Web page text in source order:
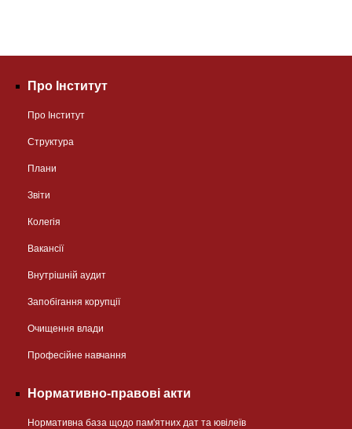
Про Інститут
Про Інститут
Структура
Плани
Звіти
Колегія
Вакансії
Внутрішній аудит
Запобігання корупції
Очищення влади
Професійне навчання
Нормативно-правові акти
Нормативна база щодо пам'ятних дат та ювілеїв